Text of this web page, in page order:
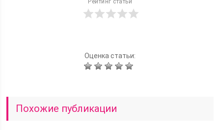
Рейтинг статьи
Оценка статьи:
Похожие публикации